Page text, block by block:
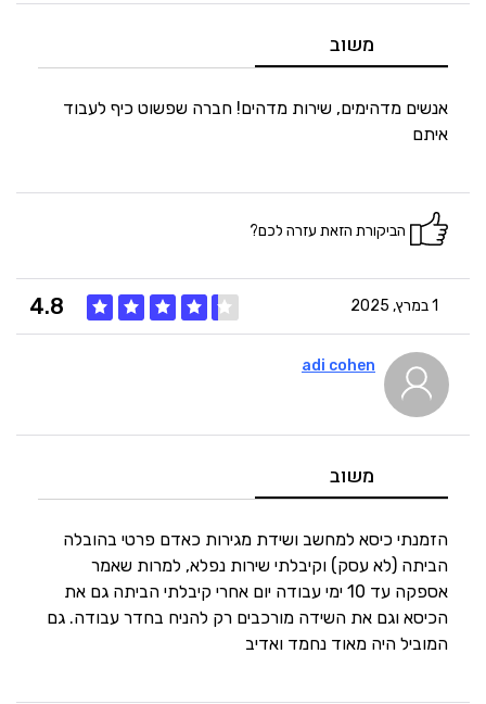
היענות5
משוב
אנשים מדהימים, שירות מדהים! חברה שפשוט כיף לעבוד
איתם
הביקורת הזאת עזרה לכם?
1 במרץ, 2025 4.8
היענות5
זמנים5
adi cohen
משוב
הזמנתי כיסא למחשב ושידת מגירות כאדם פרטי בהובלה
הביתה (לא עסק) וקיבלתי שירות נפלא, למרות שאמר
אספקה עד 10 ימי עבודה יום אחרי קיבלתי הביתה גם את
הכיסא וגם את השידה מורכבים רק להניח בחדר עבודה. גם
המוביל היה מאוד נחמד ואדיב